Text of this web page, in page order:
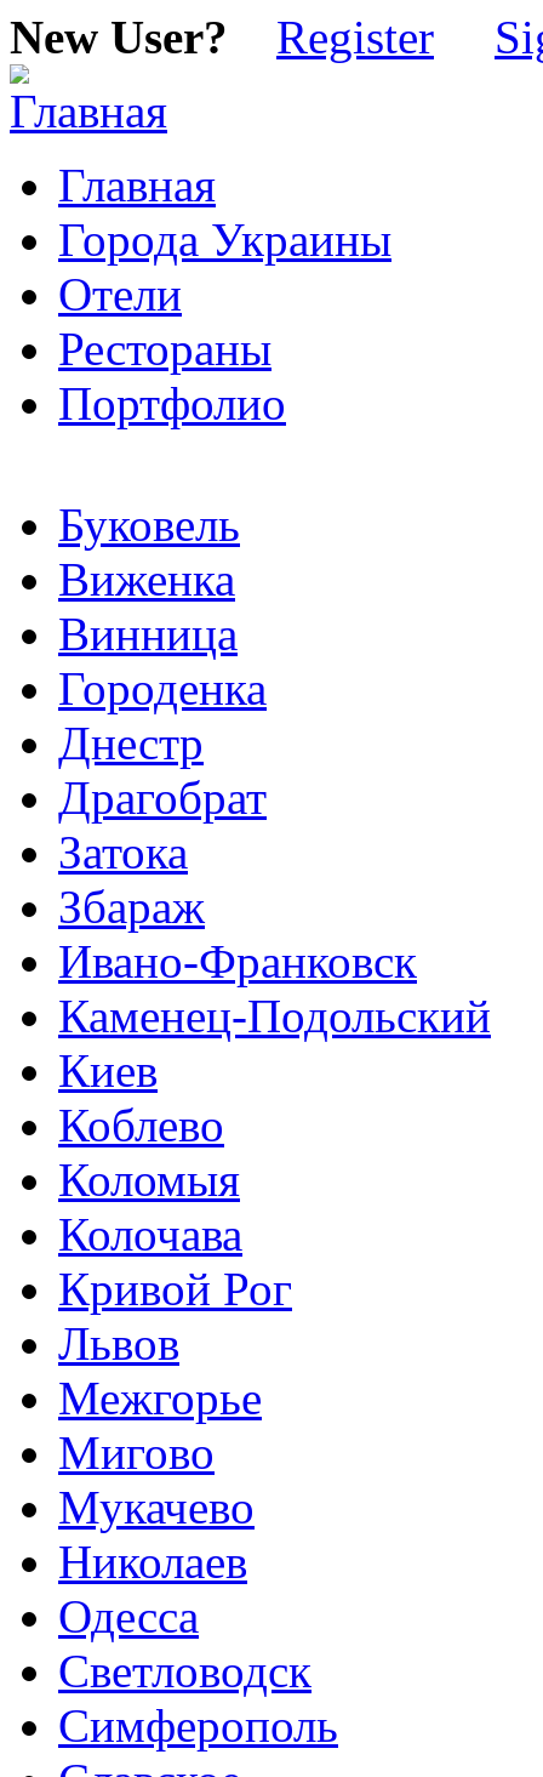
New User? Register
Главная
Города Украины
Отели
Рестораны
Портфолио
Буковель
Виженка
Винница
Городенка
Днестр
Драгобрат
Затока
Збараж
Ивано-Франковск
Каменец-Подольский
Киев
Коблево
Коломыя
Колочава
Кривой Рог
Львов
Межгорье
Мигово
Мукачево
Николаев
Одесса
Светловодск
Симферополь